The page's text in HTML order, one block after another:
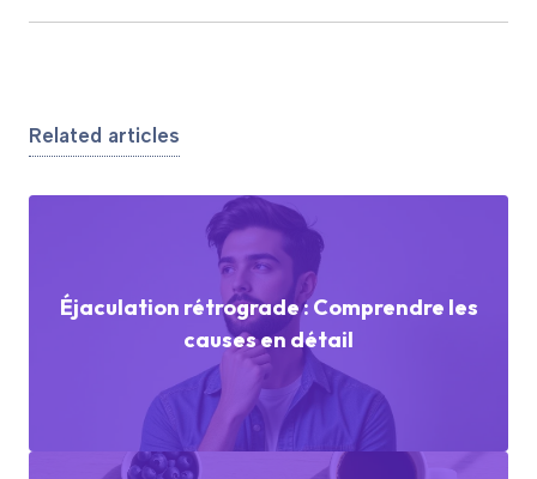
Related articles
Éjaculation rétrograde : Comprendre les
causes en détail